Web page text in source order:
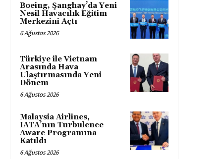
Boeing, Şanghay’da Yeni
Nesil Havacılık Eğitim
Merkezini Açtı
6 Ağustos 2026
Türkiye ile Vietnam
Arasında Hava
Ulaştırmasında Yeni
Dönem
6 Ağustos 2026
Malaysia Airlines,
IATA’nın Turbulence
Aware Programına
Katıldı
6 Ağustos 2026